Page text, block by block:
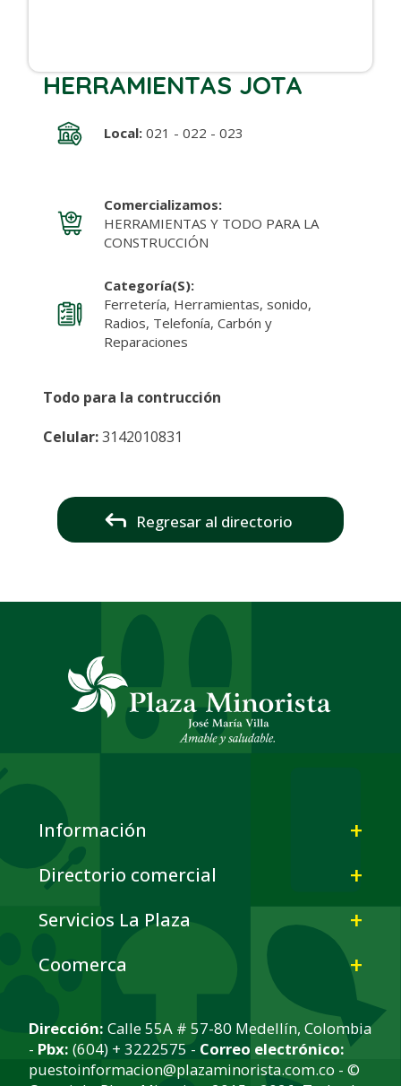
HERRAMIENTAS JOTA
Local:021 - 022 - 023
Comercializamos:
HERRAMIENTAS Y TODO PARA LA
CONSTRUCCIÓN
Categoría(s):
Ferretería, Herramientas, sonido,
Radios, Telefonía, Carbón y
Reparaciones
Todo para la contrucción
Celular:3142010831
Regresar al directorio
Información
Directorio comercial
Servicios La Plaza
Coomerca
Dirección: Calle 55A # 57-80 Medellín, Colombia
- Pbx: (604) + 3222575 - Correo electrónico:
puestoinformacion@plazaminorista.com.co - ©